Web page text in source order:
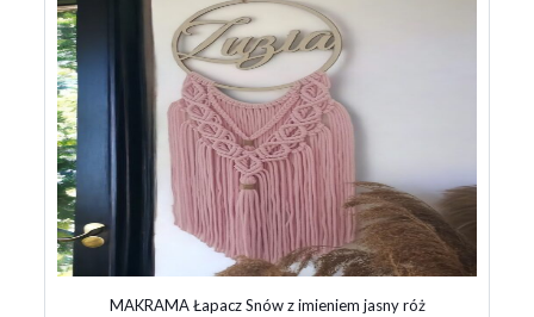
MAKRAMA Łapacz Snów z imieniem jasny róż